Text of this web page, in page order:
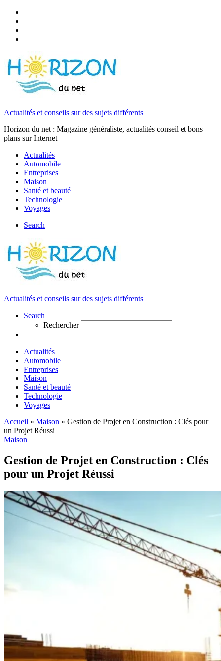
Actualités et conseils sur des sujets différents
Horizon du net : Magazine généraliste, actualités conseil et bons
plans sur Internet
Actualités
Automobile
Entreprises
Maison
Santé et beauté
Technologie
Voyages
Search
Actualités et conseils sur des sujets différents
Search
Rechercher
Actualités
Automobile
Entreprises
Maison
Santé et beauté
Technologie
Voyages
Accueil » Maison » Gestion de Projet en Construction : Clés pour
un Projet Réussi
Maison
Gestion de Projet en Construction : Clés
pour un Projet Réussi